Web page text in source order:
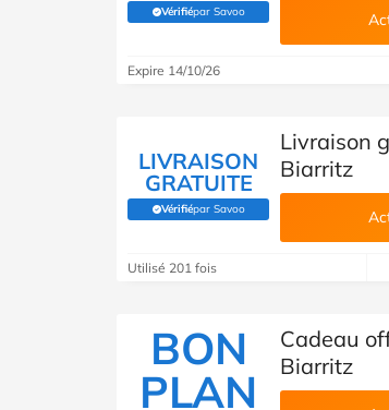
Vérifiépar Savoo
(Vérifié par Savoo)
Expire 14/10/26
LIVRAISON
GRATUITE
Vérifiépar Savoo
(Vérifié par Savoo)
Livraison
Biarritz
Utilisé 201 fois
BON
PLAN
Cadeau
Biarritz